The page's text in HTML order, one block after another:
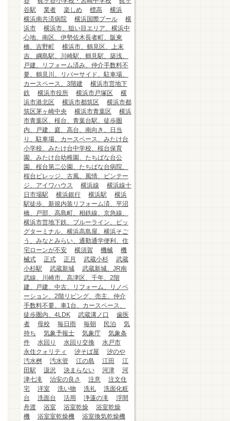
谷駅
業者 楽しめ 標高
横浜
横浜南共済病院
横浜国際プール
横
浜市
横浜市、狙い目エリア、横浜中
心地、南区、伊勢佐木長者町、阪東
橋、吉野町
横浜市、鶴見区、上末
吉、綱島駅、川崎駅、鶴見駅、築浅、
戸建、リフォーム済み、仲介手数料不
要、鶴見川、リバーサイド、駐車場、
カースペース、3階建
横浜市営地下
鉄
横浜市役所 横浜市戸塚区
横
浜市港北区
横浜市都筑区
横浜市都
筑区茅ヶ崎中央
横浜市青葉区
横浜
市青葉区、桜台、青葉台駅、徒歩圏
内、戸建、庭、高台、南向き、日当
り、駐車場、カースペース、みたけ台
小学校、みたけ台中学校、桜台保育
園、みたけ台幼稚園、たちばな台公
園、桜台第二公園、たちばな台病院、
桜台ビレッジ、古風、風情、ビンテー
ジ、アイワハウス
横浜線
横浜線十
日市場駅
横浜銀行 横浜駅
横浜
駅徒歩、新規内装リフォーム済、平沼
橋、戸部、高島町、相鉄線、京急線、
横浜市営地下鉄、ブルーライン、ビッ
グターミナル、横浜高島屋、横浜そご
う、みなとみらい、通勤通学便利、住
宅ローンが不安
横須賀 機械
機
械式
正式 正月 武蔵小杉
武蔵
小杉駅
武蔵新城
武蔵新城、JR南
武線、川崎市、高津区、千年、2階
建、戸建、中古、リフォーム、リノベ
ーション、2階リビング、売主、仲介
手数料不要、車1台、カースペース、
徒歩圏内、4LDK
武蔵溝ノ口
歯医
者
母校 毎日雨 毎朝 民泊
気
持ち
気象予報士 気象庁
気象条
件
水回り 水回り交換
水戸市
永住クォリティ
汐そば屋
汐のや
汚水桝
汚水管 江の島 江田
江
田駅
汲沢 決まらない 河津
河
津七滝
治安の良さ 注意
注文住
宅
洋室 洗い物 洗礼
洗面化粧
台
洗面台 活用 浄蓮の滝
浮間
舟渡
浴室 浴室乾燥
浴室乾燥
機
浴室室乾燥機
浴室換気乾燥機